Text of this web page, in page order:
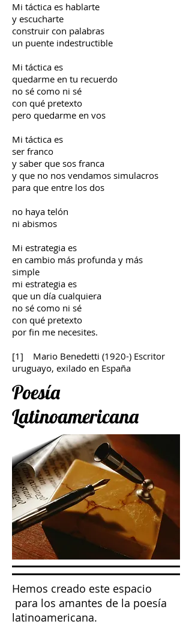
Mi táctica es hablarte
y escucharte
construir con palabras
un puente indestructible
Mi táctica es
quedarme en tu recuerdo
no sé como ni sé
con qué pretexto
pero quedarme en vos
Mi táctica es
ser franco
y saber que sos franca
y que no nos vendamos simulacros
para que entre los dos
no haya telón
ni abismos
Mi estrategia es
en cambio más profunda y más
simple
mi estrategia es
que un día cualquiera
no sé como ni sé
con qué pretexto
por fin me necesites.
[1] Mario Benedetti (1920-) Escritor
uruguayo, exilado en España
Poesía
Latinoamericana
Hemos creado este espacio
para los amantes de la poesía
latinoamericana.